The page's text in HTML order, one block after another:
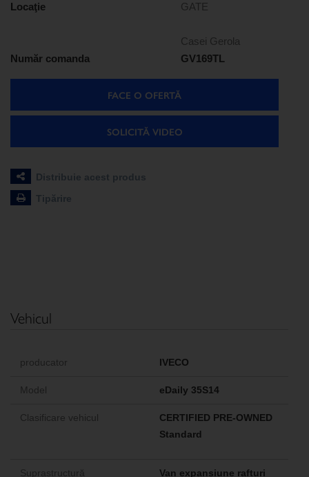
Locaţie
GATE
Casei Gerola
Număr comanda
GV169TL
FACE O OFERTĂ
SOLICITĂ VIDEO
Distribuie acest produs
Tipărire
Vehicul
producator IVECO
Model eDaily 35S14
Clasificare vehicul
CERTIFIED PRE-OWNED
Standard
Suprastructură Van expansiune rafturi